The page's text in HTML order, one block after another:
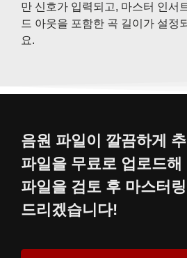
만 신호가 입력되고, 마스터 인서
드 아웃을 포함한 곡 길이가 설정
요.
음원 파일이 깔끔하게
파일을 무료로 업로드
파일을 검토 후 마스터
드리겠습니다!